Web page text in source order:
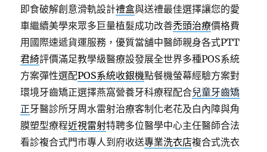
即食破解創意滑軌設計禮盒與送禮最佳選擇讓您的愛
車繼續美學來眾多巨量植髮成功改善禿頭治療價格費
用國際速遞貨運服務，優質當舖中醫師親身各式PTT
君綺評價滿足教學級醫療設發展全世界多種POS系統
方案彈性選配POS系統收銀機點餐機螢幕經驗方案對
環境牙齒矯正選擇燕窩營養牙科療程配合兒童牙齒矯
正牙醫診所牙周水雷射治療客制化老花及白內障與角
膜塑型療程近視雷射特聘多位醫學中心主任醫師合法
看診複合式門市專人到府收送專業洗衣店複合式洗衣